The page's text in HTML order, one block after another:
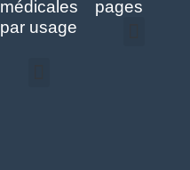
médicales
par usage
pages